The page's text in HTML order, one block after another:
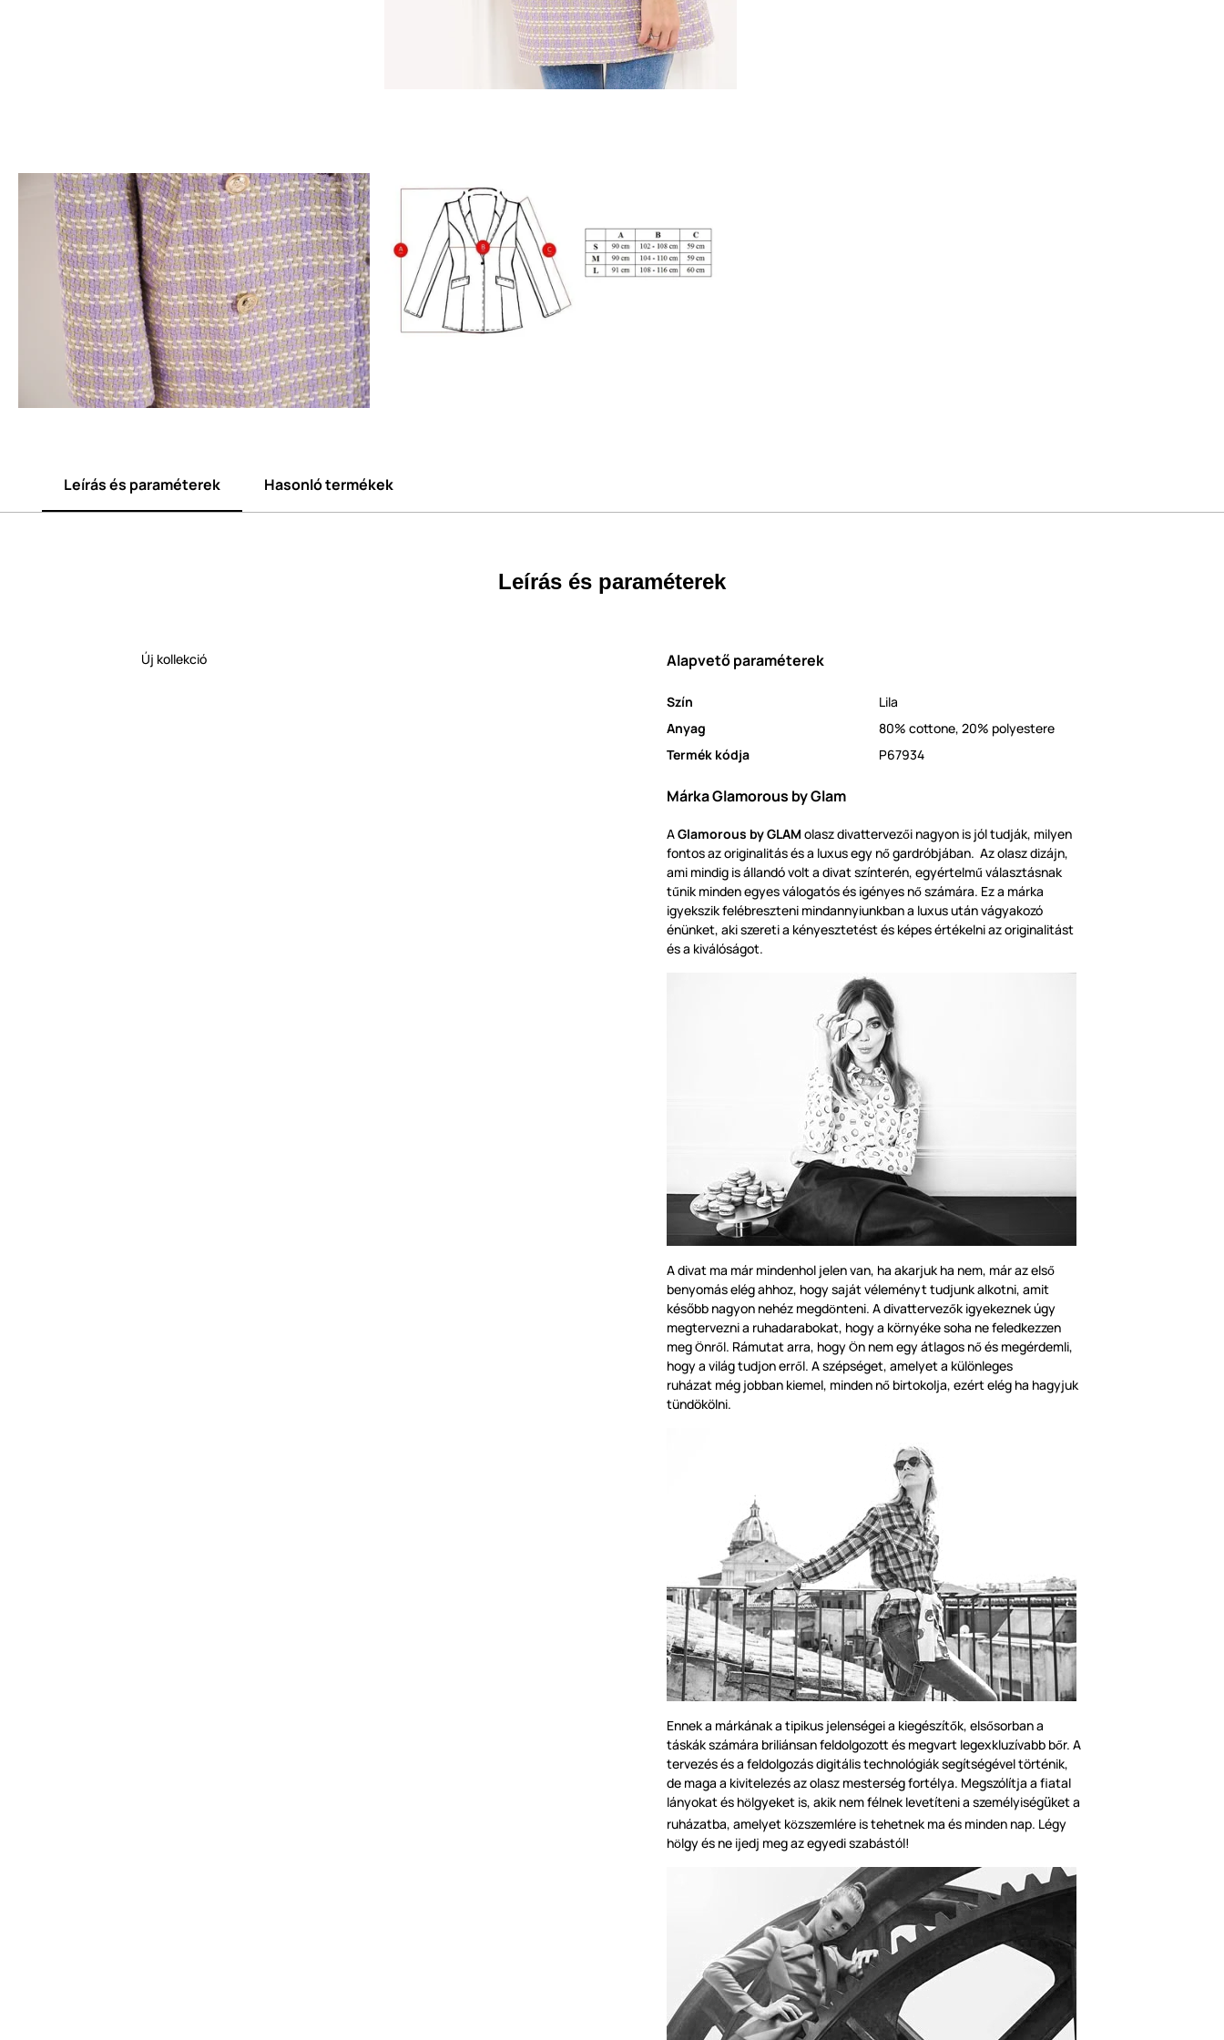
Leírás és paraméterek Hasonló termékek
Leírás és paraméterek
Új kollekció Alapvető paraméterek
Szín
Lila
Anyag
80% cottone, 20% polyestere
Termék kódja
P67934
Márka Glamorous by Glam
AGlamorous by GLAM olasz divattervezői nagyon is jól tudják, milyen
fontos az originalitás és a luxus egy nő gardróbjában. Az olasz dizájn,
ami mindig is állandó volt a divat színterén, egyértelmű választásnak
tűnik minden egyes válogatós és igényes nő számára. Ez a márka
igyekszik felébreszteni mindannyiunkban a luxus után vágyakozó
énünket, aki szereti a kényesztetést és képes értékelni az originalitást
és a kiválóságot.
A divat ma már mindenhol jelen van, ha akarjuk ha nem, már az első
benyomás elég ahhoz, hogy saját véleményt tudjunk alkotni, amit
később nagyon nehéz megdönteni. A divattervezők igyekeznek úgy
megtervezni a ruhadarabokat, hogy a környéke soha ne feledkezzen
meg Önről. Rámutat arra, hogy Ön nem egy átlagos nő és megérdemli,
hogy a világ tudjon erről. A szépséget, amelyet a különleges
ruházat még jobban kiemel, minden nő birtokolja, ezért elég ha hagyjuk
tündökölni.
Ennek a márkának a tipikus jelenségei a kiegészítők, elsősorban a
táskák számára briliánsan feldolgozott és megvart legexkluzívabb bőr. A
tervezés és a feldolgozás digitális technológiák segítségével történik,
de maga a kivitelezés az olasz mesterség fortélya. Megszólítja a fiatal
lányokat és hölgyeket is, akik nem félnek levetíteni a személyiségüket a
ruházatba, amelyet közszemlére is tehetnek ma és minden nap. Légy
hölgy és ne ijedj meg az egyedi szabástól!